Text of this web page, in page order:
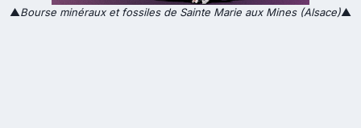
▲Bourse minéraux et fossiles de Sainte Marie aux Mines (Alsace)▲